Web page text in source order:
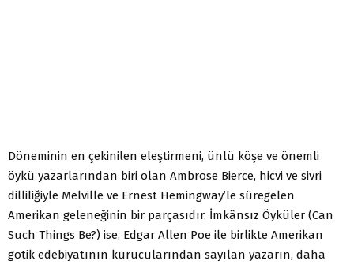
Döneminin en çekinilen eleştirmeni, ünlü köşe ve önemli
öykü yazarlarından biri olan Ambrose Bierce, hicvi ve sivri
dilliliğiyle Melville ve Ernest Hemingway’le süregelen
Amerikan geleneğinin bir parçasıdır. İmkânsız Öyküler (Can
Such Things Be?) ise, Edgar Allen Poe ile birlikte Amerikan
gotik edebiyatının kurucularından sayılan yazarın, daha